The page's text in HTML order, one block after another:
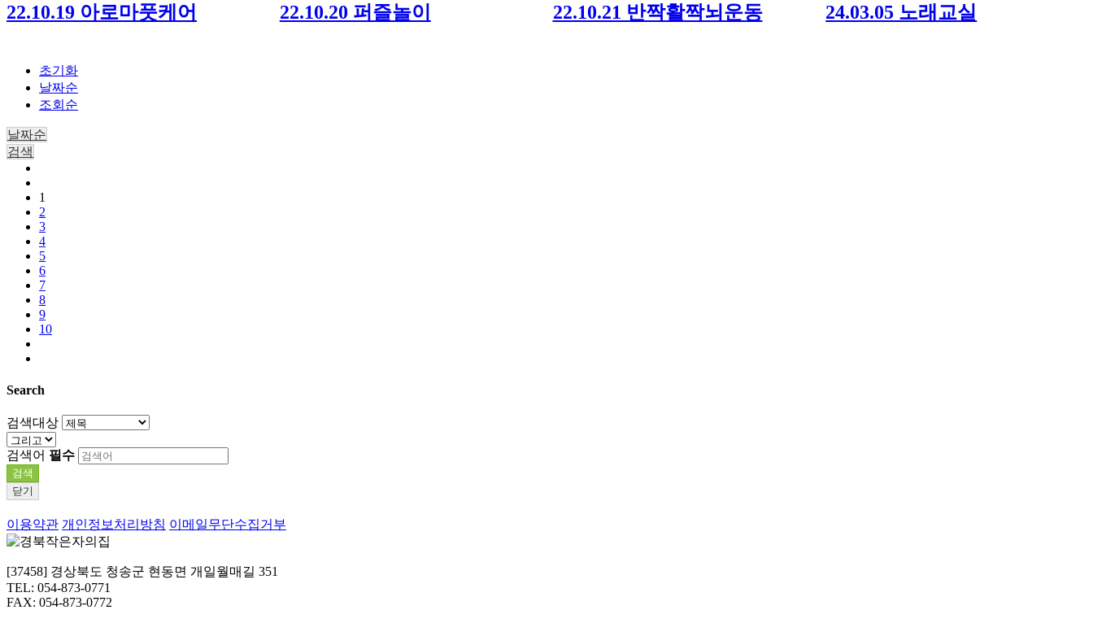
22.10.19 아로마풋케어 22.10.20 퍼즐놀이 22.10.21 반짝활짝뇌운동 24.03.05 노래교실
초기화
날짜순
조회순
날짜순
검색
1
2
3
4
5
6
7
8
9
10
Search
검색대상
검색어 필수
검색
닫기
이용약관 개인정보처리방침 이메일무단수집거부
[37458] 경상북도 청송군 현동면 개일월매길 351
TEL: 054-873-0771
FAX: 054-873-0772